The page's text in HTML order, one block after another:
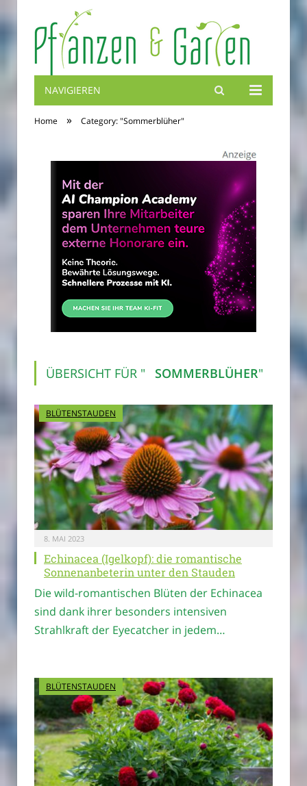
Blumenbibel
NAVIGIEREN
Home » Category: "Sommerblüher"
ÜBERSICHT FÜR " SOMMERBLÜHER"
BLÜTENSTAUDEN
8. MAI 2023
Echinacea (Igelkopf): die romantische
Sonnenanbeterin unter den Stauden
Die wild-romantischen Blüten der Echinacea
sind dank ihrer besonders intensiven
Strahlkraft der Eyecatcher in jedem…
BLÜTENSTAUDEN